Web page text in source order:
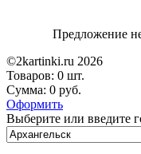
Предложение
©2kartinki.ru 2026
Товаров: 0 шт.
Сумма: 0 руб.
Оформить
Выберите или введите